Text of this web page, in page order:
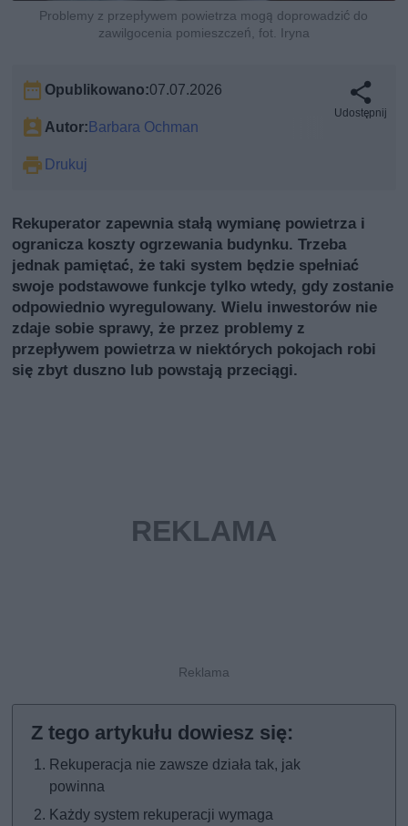
Problemy z przepływem powietrza mogą doprowadzić do
zawilgocenia pomieszczeń, fot. Iryna
Opublikowano:07.07.2026
Autor:Barbara Ochman
Drukuj
Udostępnij
Rekuperator zapewnia stałą wymianę powietrza i
ogranicza koszty ogrzewania budynku. Trzeba
jednak pamiętać, że taki system będzie spełniać
swoje podstawowe funkcje tylko wtedy, gdy zostanie
odpowiednio wyregulowany. Wielu inwestorów nie
zdaje sobie sprawy, że przez problemy z
przepływem powietrza w niektórych pokojach robi
się zbyt duszno lub powstają przeciągi.
Rekuperacja nie zawsze działa tak, jak
powinna
Każdy system rekuperacji wymaga